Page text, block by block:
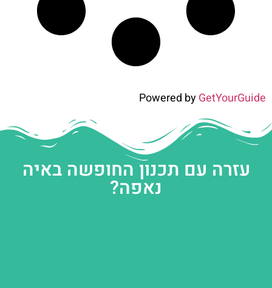
Powered byGetYourGuide
עזרה עם תכנון החופשה באיה
נאפה?